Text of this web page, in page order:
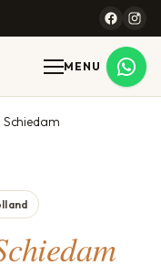
MENU
Schiedam